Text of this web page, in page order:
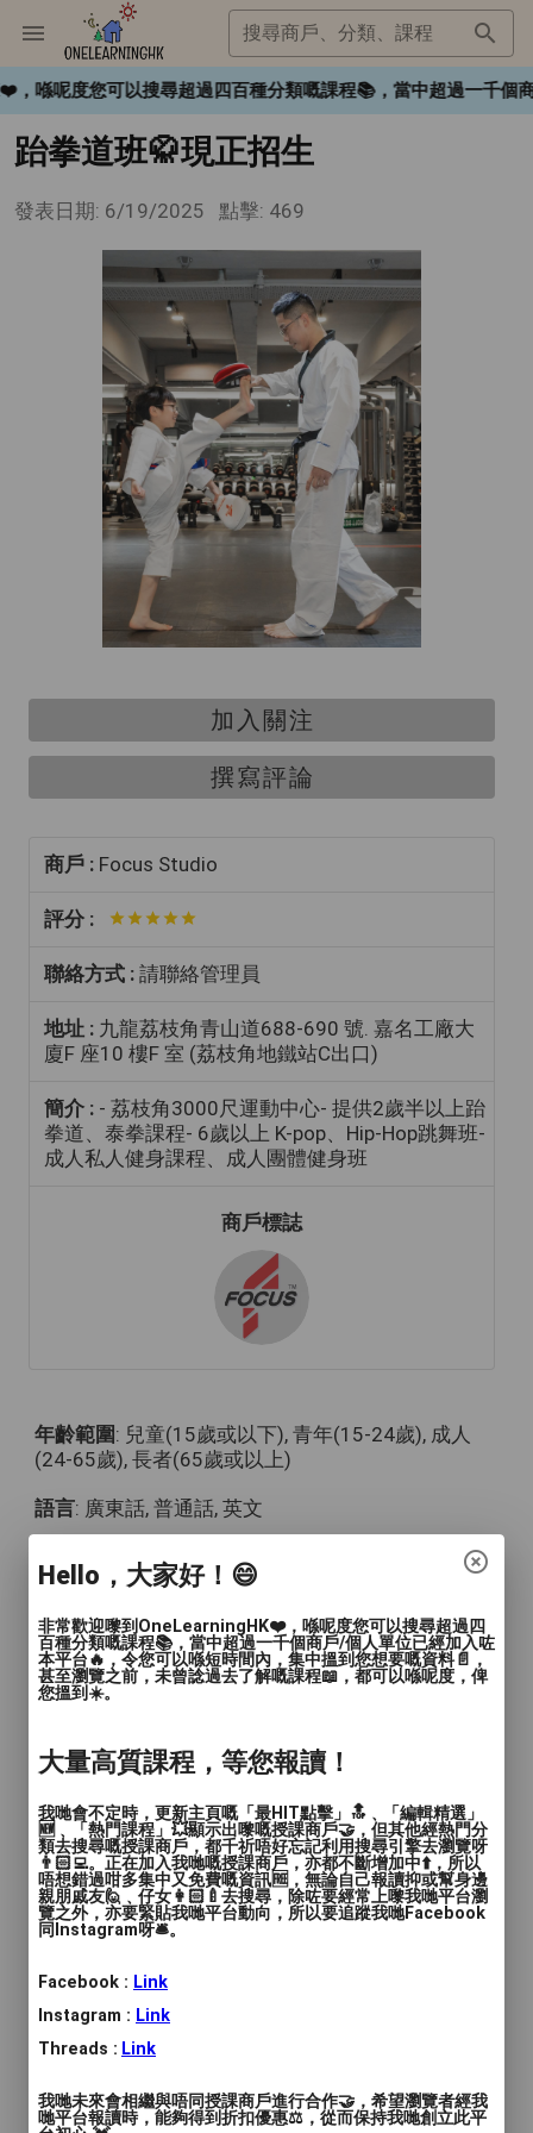
搜尋商戶、分類、課程
呢度您可以搜尋超過四百種分類嘅課程📚，當中超過一千個商
跆拳道班🥋現正招生
發表日期: 6/19/2025 點擊: 469
加入關注
撰寫評論
商戶 : Focus Studio
評分 :
聯絡方式 : 請聯絡管理員
地址 : 九龍荔枝角青山道688-690 號. 嘉名工廠大
廈F 座10 樓F 室 (荔枝角地鐵站C出口)
簡介 : - 荔枝角3000尺運動中心- 提供2歲半以上跆
拳道、泰拳課程- 6歲以上 K-pop、Hip-Hop跳舞班-
成人私人健身課程、成人團體健身班
商戶標誌
年齡範圍: 兒童(15歲或以下), 青年(15-24歲), 成人
(24-65歲), 長者(65歲或以上)
語言: 廣東話, 普通話, 英文
: 1對1, 2至4人, 多於4人
時間: 60分鐘
價錢: $680 / 四堂
服務地區: 深水埗區
荔枝角|美孚 跆拳道班
本道場由香港跆拳道協會國藝會六段 楊子
泳 師範監督教授，超過20年教學經驗，多
年來代表香港及世界各地參加不同的國際賽
「幼兒」「小童」跆拳道班
Hello，大家好！😄
非常歡迎嚟到OneLearningHK❤️，喺呢度您可以搜尋超過四
百種分類嘅課程📚，當中超過一千個商戶/個人單位已經加入咗
本平台🔥，令您可以喺短時間內，集中搵到您想要嘅資料📄，
甚至瀏覽之前，未曾諗過去了解嘅課程📖，都可以喺呢度，俾
您搵到☀️。
大量高質課程，等您報讀！
我哋會不定時，更新主頁嘅「最HIT點擊」🔝﹑「編輯精選」
🆕﹑「熱門課程」💥顯示出嚟嘅授課商戶🤝，但其他經熱門分
類去搜尋嘅授課商戶，都千祈唔好忘記利用搜尋引擎去瀏覽呀
👨🏻‍💻。正在加入我哋嘅授課商戶，亦都不斷增加中⬆️，所以
唔想錯過咁多集中又免費嘅資訊🆓，無論自己報讀抑或幫身邊
親朋戚友🙋﹑仔女👩🏻‍🍼去搜尋，除咗要經常上嚟我哋平台瀏
覽之外，亦要緊貼我哋平台動向，所以要追蹤我哋Facebook
同Instagram呀🛎️。
Facebook : Link
Instagram : Link
Threads : Link
我哋未來會相繼與唔同授課商戶進行合作🤝，希望瀏覽者經我
哋平台報讀時，能夠得到折扣優惠⚖️，從而保持我哋創立此平